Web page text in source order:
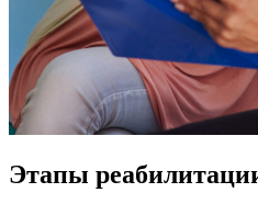
Этапы